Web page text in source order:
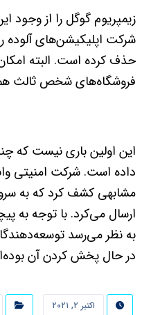
زیمپریوم گوگل را از وجود
شرکت اپلیکیشن‌های آلوده
حذف کرده است. البته
فروشگاه‌های شخص‌ ثالث
این اولین باری نیست که
مشابهی کشف کرد که به
ارسال می‌کرد. با توجه به
به‌ نظر می‌رسد
در حال پخش کردن آن
اکتبر ۲, ۲۰۲۱